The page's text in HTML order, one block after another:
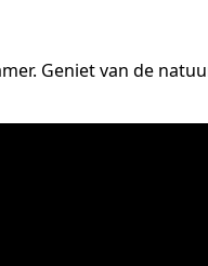
Geniet van de